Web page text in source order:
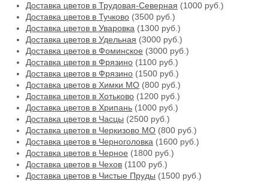
Доставка цветов в Трудовая-Северная (1000 руб.)
Доставка цветов в Тучково (3500 руб.)
Доставка цветов в Уваровка (1300 руб.)
Доставка цветов в Удельная (3000 руб.)
Доставка цветов в Фоминское (3000 руб.)
Доставка цветов в Фрязино (1100 руб.)
Доставка цветов в Фрязино (1500 руб.)
Доставка цветов в Химки МО (800 руб.)
Доставка цветов в Хотьково (1200 руб.)
Доставка цветов в Хрипань (1000 руб.)
Доставка цветов в Часцы (2500 руб.)
Доставка цветов в Черкизово МО (800 руб.)
Доставка цветов в Черноголовка (1600 руб.)
Доставка цветов в Черное (1800 руб.)
Доставка цветов в Чехов (1100 руб.)
Доставка цветов в Чистые Пруды (1500 руб.)